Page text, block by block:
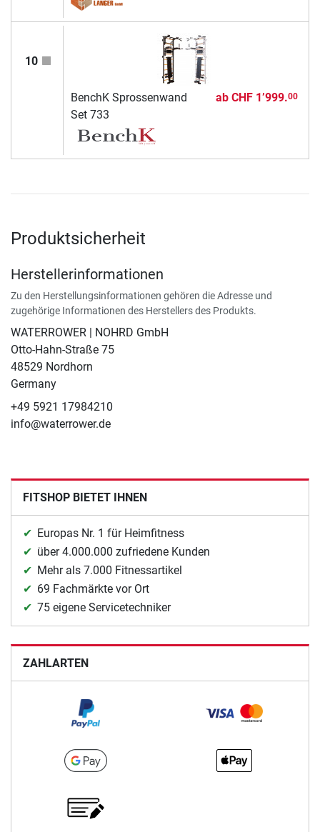
10
BenchK Sprossenwand
Set 733
ab CHF 1’999.00
Produktsicherheit
Herstellerinformationen
Zu den Herstellungsinformationen gehören die Adresse und
zugehörige Informationen des Herstellers des Produkts.
WATERROWER | NOHRD GmbH
Otto-Hahn-Straße 75
48529 Nordhorn
Germany
+49 5921 17984210
info@waterrower.de
FITSHOP BIETET IHNEN
Europas Nr. 1 für Heimfitness
über 4.000.000 zufriedene Kunden
Mehr als 7.000 Fitnessartikel
69 Fachmärkte vor Ort
75 eigene Servicetechniker
ZAHLARTEN